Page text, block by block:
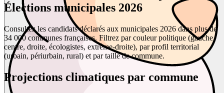
Élections municipales 2026
Consultez les candidats déclarés aux municipales 2026 dans plus de
34 000 communes françaises. Filtrez par couleur politique (gauche,
centre, droite, écologistes, extrême-droite), par profil territorial
(urbain, périurbain, rural) et par taille de commune.
Projections climatiques par commune